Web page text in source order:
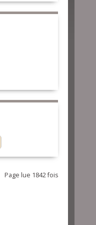
Page lue 1842 fois